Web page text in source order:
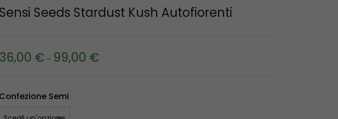
Sensi Seeds Stardust Kush Autofiorenti
36,00 € - 99,00 €
Confezione Semi